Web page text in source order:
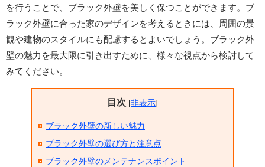
を行うことで、ブラック外壁を美しく保つことができます。ブ
ラック外壁に合った家のデザインを考えるときには、周囲の景
観や建物のスタイルにも配慮するとよいでしょう。ブラック外
壁の魅力を最大限に引き出すために、様々な視点から検討して
みてください。
目次 [非表示]
ブラック外壁の新しい魅力
ブラック外壁の選び方と注意点
ブラック外壁のメンテナンスポイント